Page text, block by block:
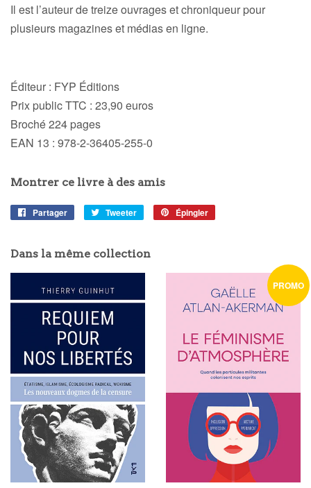
Il est l’auteur de treize ouvrages et chroniqueur pour
plusieurs magazines et médias en ligne.
Éditeur : FYP Éditions
Prix public TTC : 23,90 euros
Broché 224 pages
EAN 13 : 978-2-36405-255-0
Montrer ce livre à des amis
Partager
PartagerTweeter
Tweeter
Épingler
Dans la même collection
PROMO